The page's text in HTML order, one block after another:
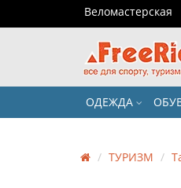
Веломастерская
ОДЕЖДА
ТУРИЗМ